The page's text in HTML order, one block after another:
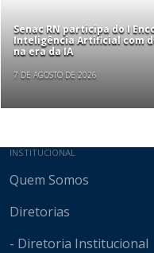
Senac RN participa do I
Inteligência Artificial com
na era da IA
7 DE AGOSTO DE 2026
Mapa do site
INSTITUCIONAL
Quem Somos
Diretorias
- Diretoria Institucional